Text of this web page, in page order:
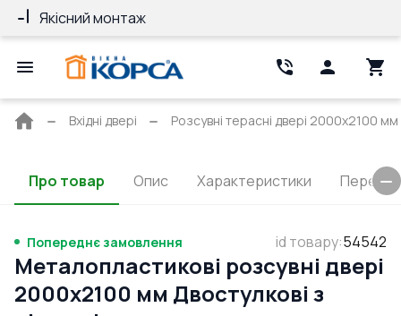
Якісний монтаж
Головна
Вхідні двері Розсувні терасні двері 2000x2100
Про товар Опис Характеристики
Попереднє замовлення id товару:54542
Металопластикові розсувні двері
2000x2100 мм Двостулкові з